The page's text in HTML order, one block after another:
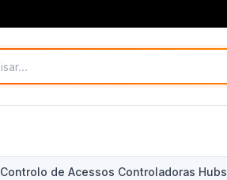
Controlo de Acessos Controladoras Hubs